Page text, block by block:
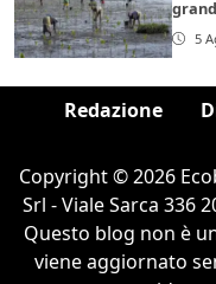
5
Redazione
Copyright © 2026
Srl - Viale Sarca 336
Questo blog non è
viene aggiornato